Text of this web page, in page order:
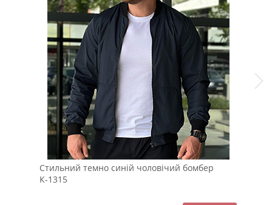
Стильний темно синій чоловічий бомбер
К-1315